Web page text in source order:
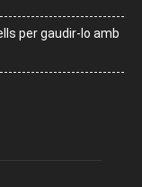
per gaudir-lo amb